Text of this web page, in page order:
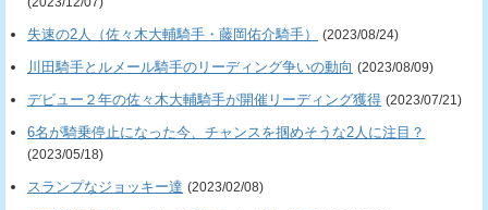
失速の2人（佐々木大輔騎手・藤岡佑介騎手） (2023/08/24)
川田騎手とルメール騎手のリーディング争いの動向 (2023/08/09)
デビュー２年の佐々木大輔騎手が開催リーディング獲得 (2023/07/21)
6名が騎乗停止になった今、チャンスを掴めそうな2人に注目？
(2023/05/18)
スランプなジョッキー達 (2023/02/08)